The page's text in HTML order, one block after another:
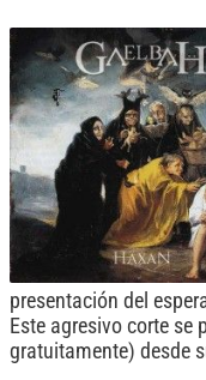
presentación del
Este agresivo corte se
gratuitamente) desde